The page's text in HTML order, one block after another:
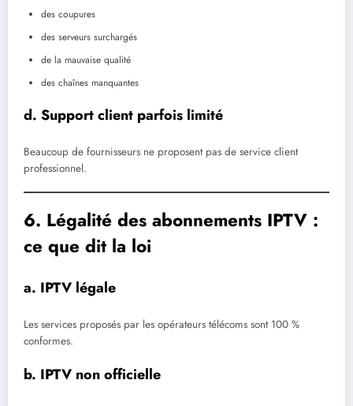
des coupures
des serveurs surchargés
de la mauvaise qualité
des chaînes manquantes
d. Support client parfois limité
Beaucoup de fournisseurs ne proposent pas de service client
professionnel.
6. Légalité des abonnements IPTV :
ce que dit la loi
a. IPTV légale
Les services proposés par les opérateurs télécoms sont 100 %
conformes.
b. IPTV non officielle